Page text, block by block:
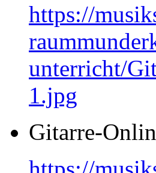
https://
unterricht/
1.jpg
Gitarre-